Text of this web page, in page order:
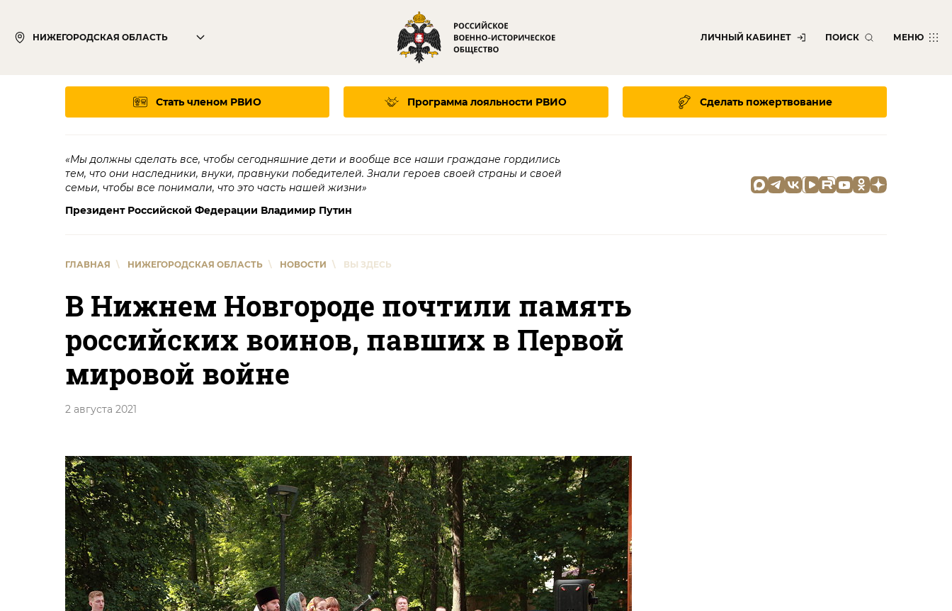
НИЖЕГОРОДСКАЯ ОБЛАСТЬ ЛИЧНЫЙ КАБИНЕТ ПОИСК МЕНЮ
Стать членом РВИО Программа лояльности РВИО Сделать пожертвование
«Мы должны сделать все, чтобы сегодняшние дети и вообще все наши граждане гордились
тем, что они наследники, внуки, правнуки победителей. Знали героев своей страны и своей
семьи, чтобы все понимали, что это часть нашей жизни»
Президент Российской Федерации Владимир Путин
ГЛАВНАЯ \ НИЖЕГОРОДСКАЯ ОБЛАСТЬ \ НОВОСТИ \ ВЫ ЗДЕСЬ
В Нижнем Новгороде почтили память
российских воинов, павших в Первой
мировой войне
2 августа 2021